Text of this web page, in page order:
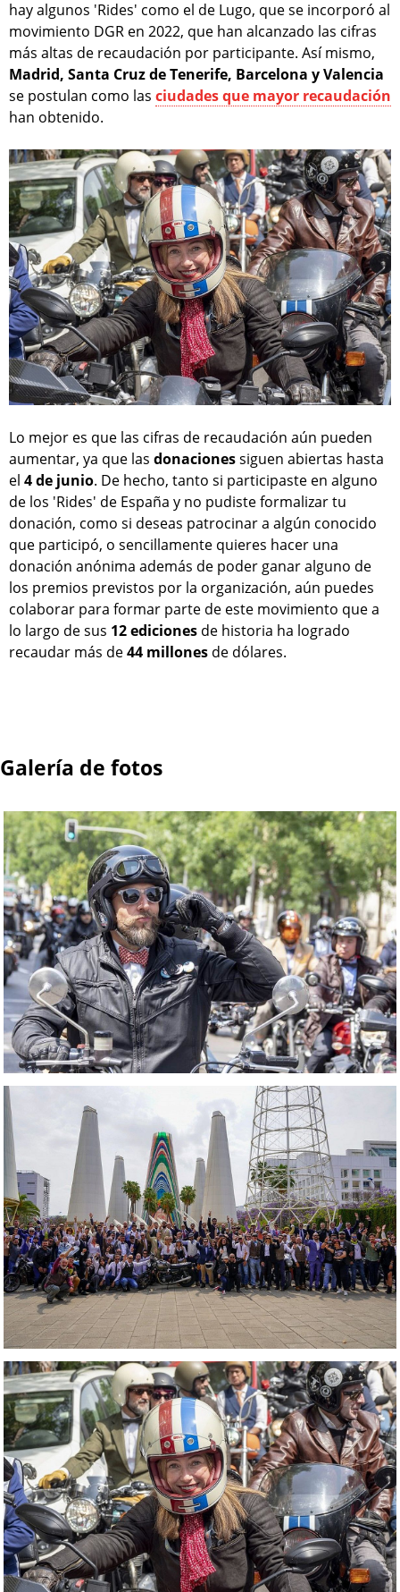
hay algunos 'Rides' como el de Lugo, que se incorporó al
movimiento DGR en 2022, que han alcanzado las cifras
más altas de recaudación por participante. Así mismo,
Madrid, Santa Cruz de Tenerife, Barcelona y Valencia
se postulan como las ciudades que mayor recaudación
han obtenido.
Lo mejor es que las cifras de recaudación aún pueden
aumentar, ya que las donacionessiguen abiertas hasta
el 4 de junio. De hecho, tanto si participaste en alguno
de los 'Rides' de España y no pudiste formalizar tu
donación, como si deseas patrocinar a algún conocido
que participó, o sencillamente quieres hacer una
donación anónima además de poder ganar alguno de
los premios previstos por la organización, aún puedes
colaborar para formar parte de este movimiento que a
lo largo de sus 12 ediciones de historia ha logrado
recaudar más de44 millones de dólares.
Galería de fotos